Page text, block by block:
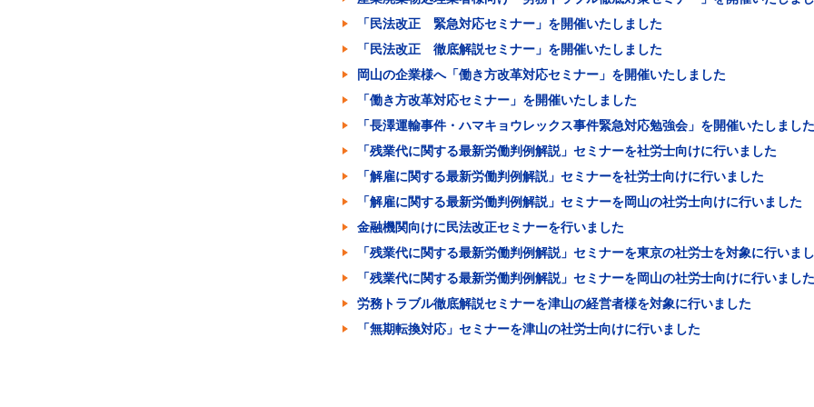
「民法改正 緊急対応セミナー」を開催いたしました
「民法改正 徹底解説セミナー」を開催いたしました
岡山の企業様へ「働き方改革対応セミナー」を開催いたしました
「働き方改革対応セミナー」を開催いたしました
「長澤運輸事件・ハマキョウレックス事件緊急対応勉強会」を開催いたしました
「残業代に関する最新労働判例解説」セミナーを社労士向けに行いました
「解雇に関する最新労働判例解説」セミナーを社労士向けに行いました
「解雇に関する最新労働判例解説」セミナーを岡山の社労士向けに行いました
金融機関向けに民法改正セミナーを行いました
「残業代に関する最新労働判例解説」セミナーを東京の社労士を対象に行いま
「残業代に関する最新労働判例解説」セミナーを岡山の社労士向けに行いました
労務トラブル徹底解説セミナーを津山の経営者様を対象に行いました
「無期転換対応」セミナーを津山の社労士向けに行いました